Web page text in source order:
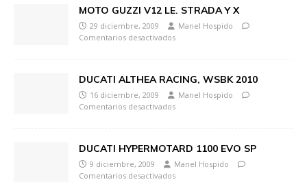
MOTO GUZZI V12 LE. STRADA Y X
29 diciembre, 2009
Manel Hospido
Comentarios desactivados
DUCATI ALTHEA RACING, WSBK 2010
16 diciembre, 2009
Manel Hospido
Comentarios desactivados
DUCATI HYPERMOTARD 1100 EVO SP
9 diciembre, 2009
Manel Hospido
Comentarios desactivados